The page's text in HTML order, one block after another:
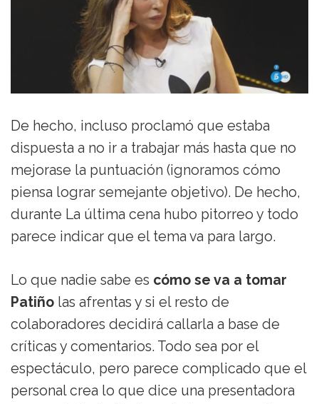
De hecho, incluso proclamó que estaba
dispuesta a no ir a trabajar más hasta que no
mejorase la puntuación (ignoramos cómo
piensa lograr semejante objetivo). De hecho,
durante La última cena hubo pitorreo y todo
parece indicar que el tema va para largo.
Lo que nadie sabe es cómo se va a tomar
Patiño las afrentas y si el resto de
colaboradores decidirá callarla a base de
críticas y comentarios. Todo sea por el
espectáculo, pero parece complicado que el
personal crea lo que dice una presentadora